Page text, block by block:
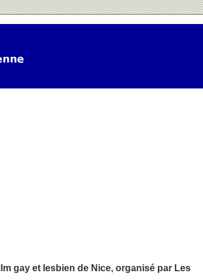
gay et lesbien de Nice, organisé par Les